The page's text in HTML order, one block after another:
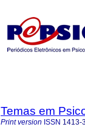
Temas em
Print version ISSN 1413-